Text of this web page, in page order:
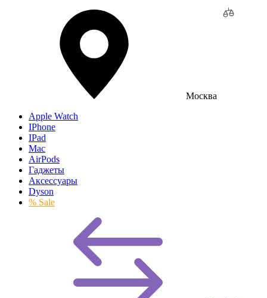
Москва
Apple Watch
IPhone
IPad
Mac
AirPods
Гаджеты
Аксессуары
Dyson
% Sale